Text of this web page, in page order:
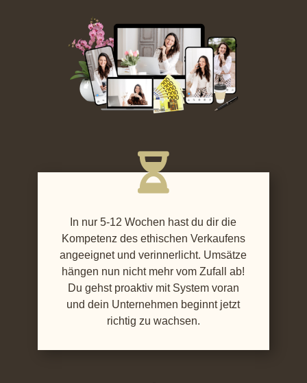

In nur 5-12 Wochen hast du dir die
Kompetenz des ethischen Verkaufens
angeeignet und verinnerlicht. Umsätze
hängen nun nicht mehr vom Zufall ab!
Du gehst proaktiv mit System voran
und dein Unternehmen beginnt jetzt
richtig zu wachsen.